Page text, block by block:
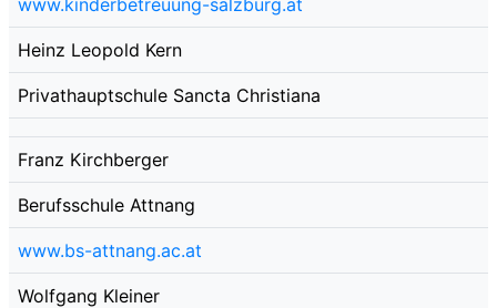
Heinz Leopold Kern
Privathauptschule Sancta Christiana
Franz Kirchberger
Berufsschule Attnang
www.bs-attnang.ac.at
Wolfgang Kleiner